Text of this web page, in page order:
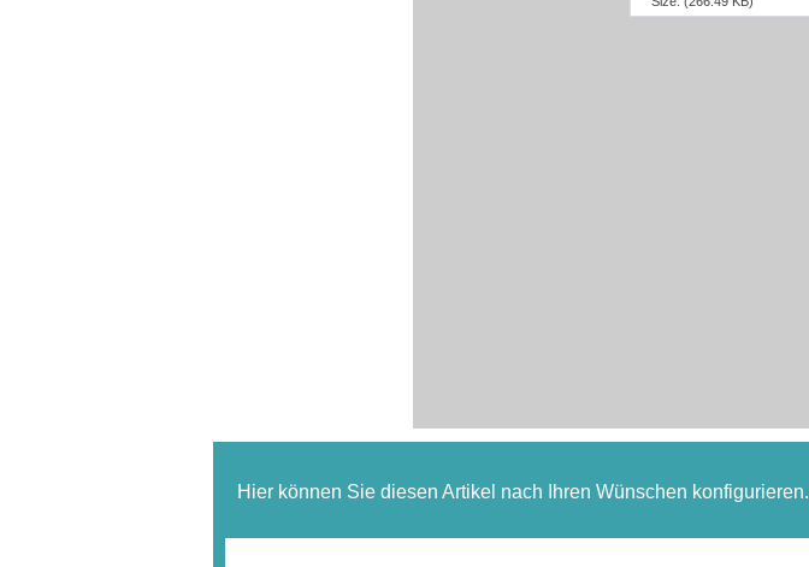
Hier können Sie diesen Artikel nach Ihren Wünschen konfigurieren.